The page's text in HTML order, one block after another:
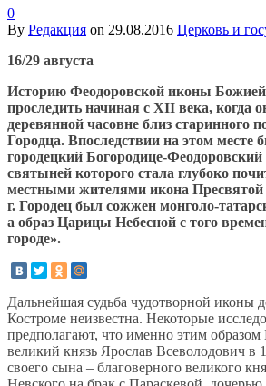
0
By Редакция on 29.08.2016 Церковь и
16/29 августа
Историю Феодоровской иконы
проследить начиная с XII века, когда
деревянной часовне близ старинного
Городца. Впоследствии на этом месте
городецкий Богородице-
святыней которого стала глубоко
местными жителями икона
г. Городец был сожжен монголо-
а образ Царицы Небесной с того
городе».
Дальнейшая судьба чудотворной иконы
Костроме неизвестна. Некоторые
предполагают, что именно этим
великий князь Ярослав Всеволодович в
своего сына – благоверного великого